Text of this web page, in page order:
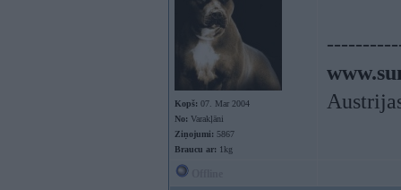
Kopš: 07. Mar 2004
No: Varakļāni
Ziņojumi: 5867
Braucu ar: 1kg